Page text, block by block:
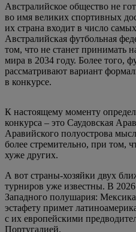
Австралийское общество не
во имя великих спортивных
их страна входит в число
Австралийская футбольная
том, что не станет принимать
мира в 2034 году. Более того,
рассматривают вариант
в конкурсе.
К настоящему моменту
конкурса – это Саудовская
Аравийского полуострова
более стремительно, при том,
хуже других.
А вот страны-хозяйки двух
турниров уже известны. В 2026
Западного полушария:
эстафету примет
с их европейскими
Португалией.